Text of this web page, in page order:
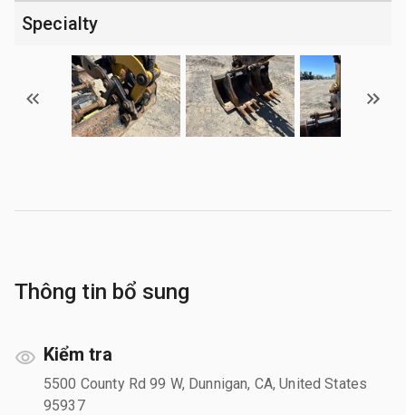
Specialty
Thông tin bổ sung
Kiểm tra
5500 County Rd 99 W, Dunnigan, CA, United States
95937